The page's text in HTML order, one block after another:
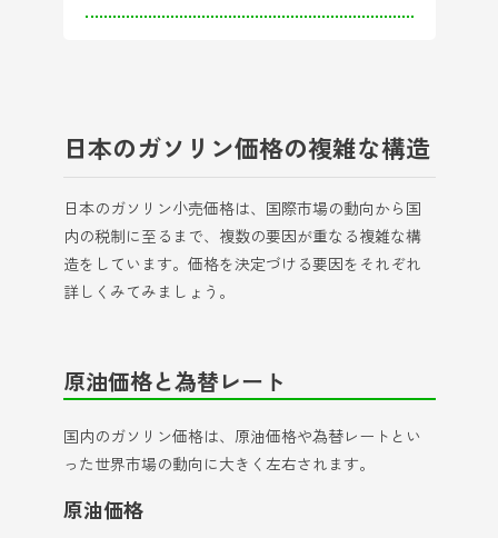
日本のガソリン価格の複雑な構造
日本のガソリン小売価格は、国際市場の動向から国
内の税制に至るまで、複数の要因が重なる複雑な構
造をしています。価格を決定づける要因をそれぞれ
詳しくみてみましょう。
原油価格と為替レート
国内のガソリン価格は、原油価格や為替レートとい
った世界市場の動向に大きく左右されます。
原油価格